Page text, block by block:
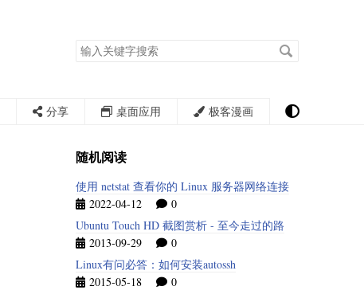
搜
索
分享 桌面应用 极客漫画
随机阅读
使用 netstat 查看你的 Linux 服务器网络连接
2022-04-12
0
Ubuntu Touch HD 截图赏析 - 至今走过的路
2013-09-29
0
Linux有问必答：如何安装autossh
2015-05-18
0